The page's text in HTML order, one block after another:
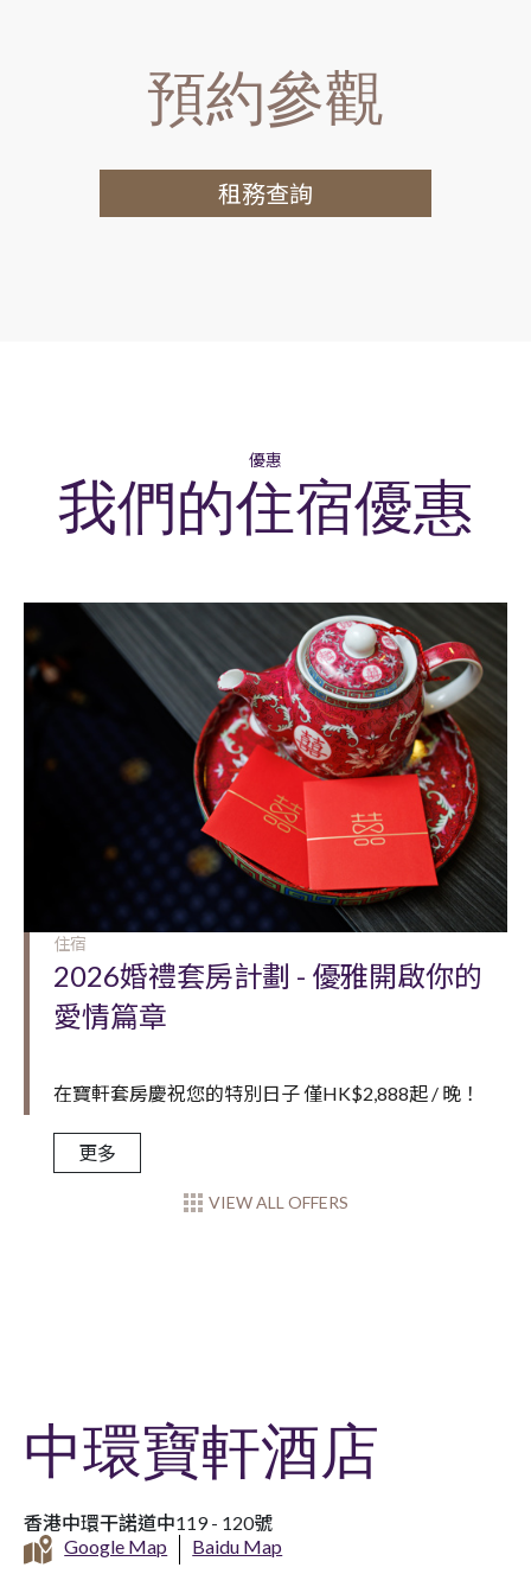
預約參觀
租務查詢
優惠
我們的住宿優惠
住宿
2026婚禮套房計劃 - 優雅開啟你的
愛情篇章
在寶軒套房慶祝您的特別日子 僅HK$2,888起 / 晚！
更多
VIEW ALL OFFERS
中環寶軒酒店
香港中環干諾道中119 - 120號
Google Map
Baidu Map